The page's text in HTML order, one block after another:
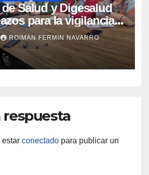
Salud y Digesalud
para la vigilancia
y el control de
ROIMAN FERMIN NAVARRO
respuesta
estar conectado para publicar un